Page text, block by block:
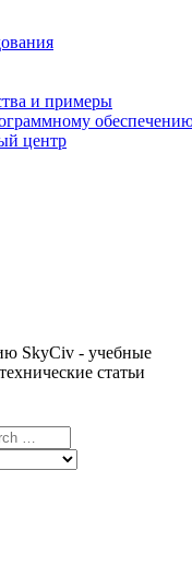
и примеры
центр
SkyCiv - учебные
статьи